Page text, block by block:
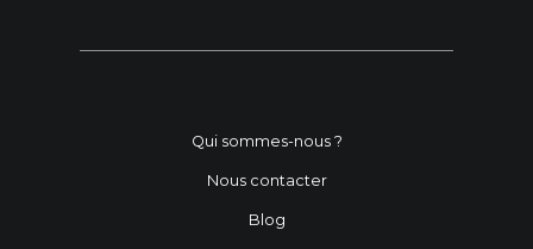
Qui sommes-nous ?
Nous contacter
Blog